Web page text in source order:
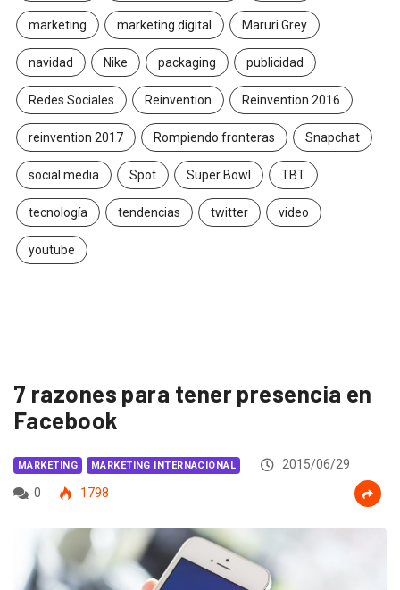
marketing marketing digital Maruri Grey
navidad Nike packaging publicidad
Redes Sociales Reinvention Reinvention 2016
reinvention 2017 Rompiendo fronteras Snapchat
social media Spot Super Bowl TBT
tecnología tendencias twitter video
youtube
7 razones para tener presencia en
Facebook
MARKETING MARKETING INTERNACIONAL
2015/06/29
0
1798